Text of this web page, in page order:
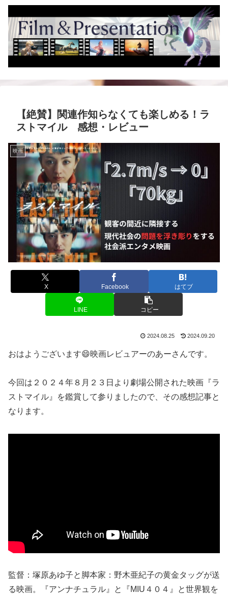
【絶賛】関連作知らなくても楽しめる！ラ
ストマイル 感想・レビュー
映画
X Facebook はてブ
LINE コピー
2024.08.25 2024.09.20
おはようございます😄映画レビュアーのあーさんです。
今回は２０２４年８月２３日より劇場公開された映画『ラ
ストマイル』を鑑賞して参りましたので、その感想記事と
なります。
監督：塚原あゆ子と脚本家：野木亜紀子の黄金タッグが送
る映画。『アンナチュラル』と『MIU４０４』と世界観を